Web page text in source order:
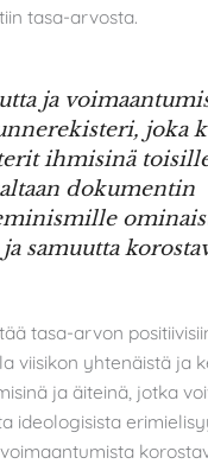
tasa-arvosta.
ja
joka
ihmisinä
dokumentin
samuutta
tasa-arvon
viisikon yhtenäistä ja
ja äiteinä, jotka
ideologisista